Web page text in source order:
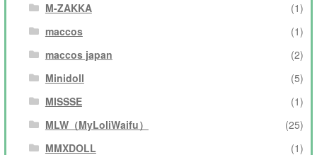
M-ZAKKA
(1)
maccos
(1)
maccos japan
(2)
Minidoll
(5)
MISSSE
(1)
MLW（MyLoliWaifu）
(25)
MMXDOLL
(1)